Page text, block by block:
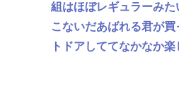
組はほぼレギュラーみた
こないだあばれる君が
トドアしててなかなか